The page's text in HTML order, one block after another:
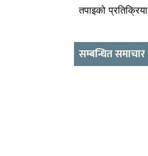
तपाइको प्रतिक्रिया
सम्बन्धित समाचार